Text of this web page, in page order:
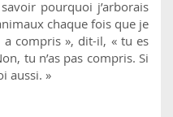
pourquoi j’arborais
chaque fois que je
compris », dit-il, « tu es
tu n’as pas compris. Si
aussi. »